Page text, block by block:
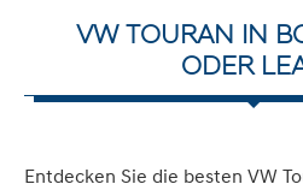
VW TOURAN IN
ODER
Entdecken Sie die besten VW